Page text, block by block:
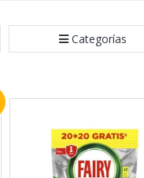
Categorías